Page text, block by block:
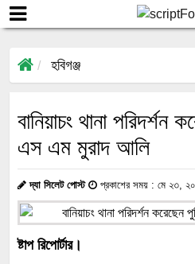
হবিগঞ্জ
বানিয়াচং থানা পরিদর্শন
এস এম মুরাদ আলি
দ্যা সিলেট পোস্ট প্রকাশের সময় : মে ২৩,
ষ্টাপ রিপোর্টার।